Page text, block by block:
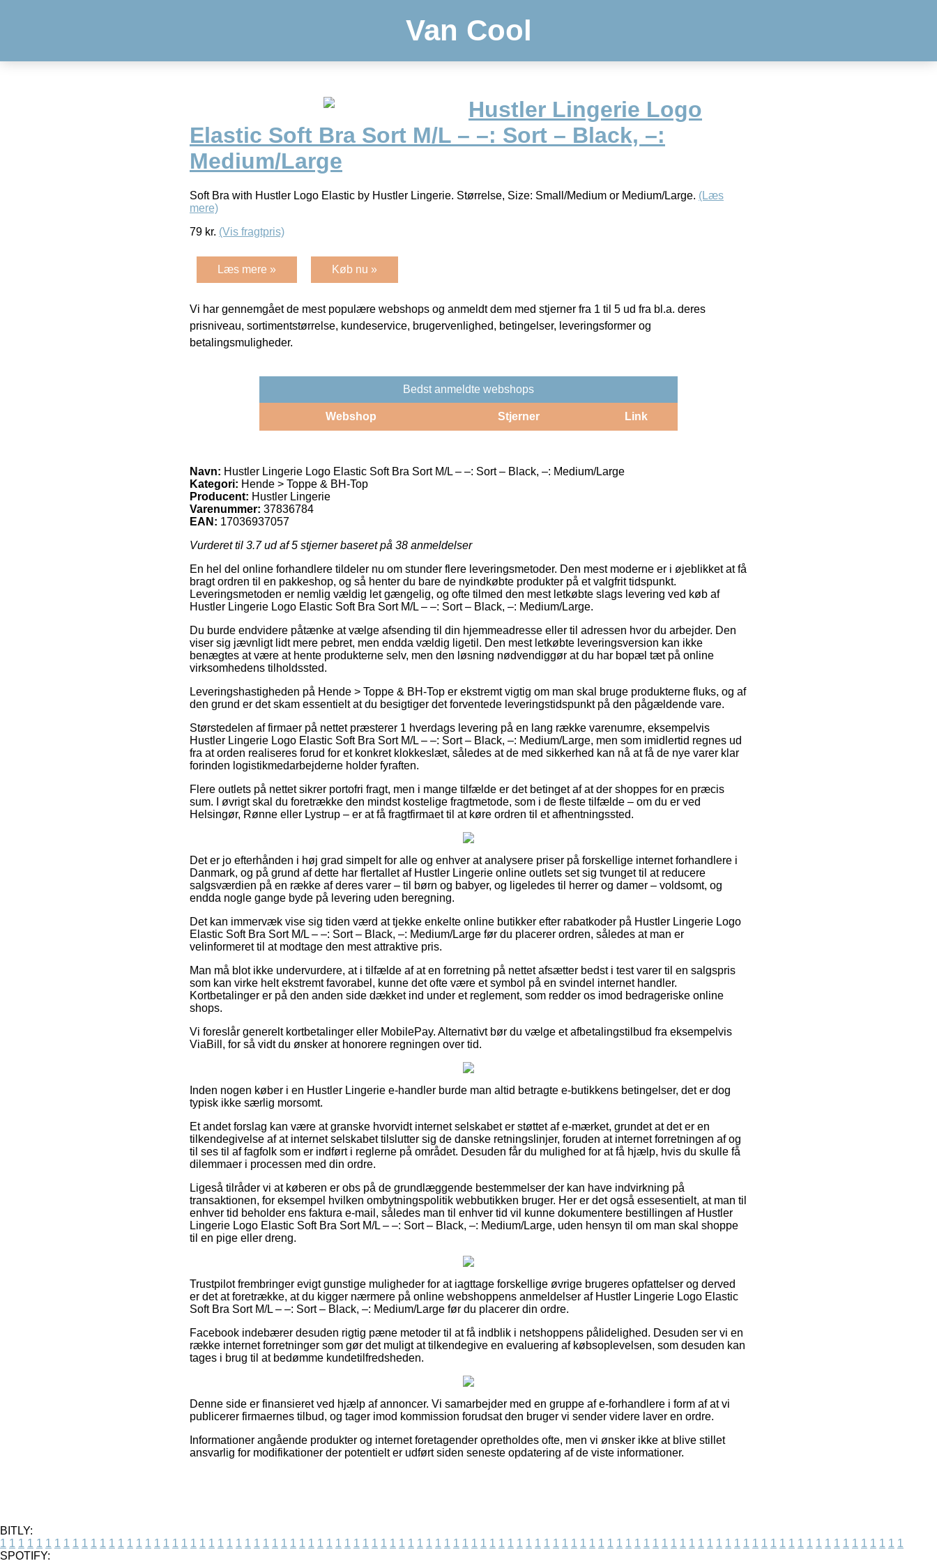
Van Cool
Hustler Lingerie Logo
Elastic Soft Bra Sort M/L – –: Sort – Black, –:
Medium/Large
Soft Bra with Hustler Logo Elastic by Hustler Lingerie. Størrelse, Size: Small/Medium or Medium/Large. (Læs
mere)
79 kr. (Vis fragtpris)
Læs mere » Køb nu »
Vi har gennemgået de mest populære webshops og anmeldt dem med stjerner fra 1 til 5 ud fra bl.a. deres
prisniveau, sortimentstørrelse, kundeservice, brugervenlighed, betingelser, leveringsformer og
betalingsmuligheder.
Bedst anmeldte webshops
Webshop Stjerner Link
Navn: Hustler Lingerie Logo Elastic Soft Bra Sort M/L – –: Sort – Black, –: Medium/Large
Kategori: Hende > Toppe & BH-Top
Producent: Hustler Lingerie
Varenummer: 37836784
EAN: 17036937057
Vurderet til 3.7ud af 5 stjerner baseret på 38 anmeldelser
En hel del online forhandlere tildeler nu om stunder flere leveringsmetoder. Den mest moderne er i øjeblikket at få
bragt ordren til en pakkeshop, og så henter du bare de nyindkøbte produkter på et valgfrit tidspunkt.
Leveringsmetoden er nemlig vældig let gængelig, og ofte tilmed den mest letkøbte slags levering ved køb af
Hustler Lingerie Logo Elastic Soft Bra Sort M/L – –: Sort – Black, –: Medium/Large.
Du burde endvidere påtænke at vælge afsending til din hjemmeadresse eller til adressen hvor du arbejder. Den
viser sig jævnligt lidt mere pebret, men endda vældig ligetil. Den mest letkøbte leveringsversion kan ikke
benægtes at være at hente produkterne selv, men den løsning nødvendiggør at du har bopæl tæt på online
virksomhedens tilholdssted.
Leveringshastigheden på Hende > Toppe & BH-Top er ekstremt vigtig om man skal bruge produkterne fluks, og af
den grund er det skam essentielt at du besigtiger det forventede leveringstidspunkt på den pågældende vare.
Størstedelen af firmaer på nettet præsterer 1 hverdags levering på en lang række varenumre, eksempelvis
Hustler Lingerie Logo Elastic Soft Bra Sort M/L – –: Sort – Black, –: Medium/Large, men som imidlertid regnes ud
fra at orden realiseres forud for et konkret klokkeslæt, således at de med sikkerhed kan nå at få de nye varer klar
forinden logistikmedarbejderne holder fyraften.
Flere outlets på nettet sikrer portofri fragt, men i mange tilfælde er det betinget af at der shoppes for en præcis
sum. I øvrigt skal du foretrække den mindst kostelige fragtmetode, som i de fleste tilfælde – om du er ved
Helsingør, Rønne eller Lystrup – er at få fragtfirmaet til at køre ordren til et afhentningssted.
Det er jo efterhånden i høj grad simpelt for alle og enhver at analysere priser på forskellige internet forhandlere i
Danmark, og på grund af dette har flertallet af Hustler Lingerie online outlets set sig tvunget til at reducere
salgsværdien på en række af deres varer – til børn og babyer, og ligeledes til herrer og damer – voldsomt, og
endda nogle gange byde på levering uden beregning.
Det kan immervæk vise sig tiden værd at tjekke enkelte online butikker efter rabatkoder på Hustler Lingerie Logo
Elastic Soft Bra Sort M/L – –: Sort – Black, –: Medium/Large før du placerer ordren, således at man er
velinformeret til at modtage den mest attraktive pris.
Man må blot ikke undervurdere, at i tilfælde af at en forretning på nettet afsætter bedst i test varer til en salgspris
som kan virke helt ekstremt favorabel, kunne det ofte være et symbol på en svindel internet handler.
Kortbetalinger er på den anden side dækket ind under et reglement, som redder os imod bedrageriske online
shops.
Vi foreslår generelt kortbetalinger eller MobilePay. Alternativt bør du vælge et afbetalingstilbud fra eksempelvis
ViaBill, for så vidt du ønsker at honorere regningen over tid.
Inden nogen køber i en Hustler Lingerie e-handler burde man altid betragte e-butikkens betingelser, det er dog
typisk ikke særlig morsomt.
Et andet forslag kan være at granske hvorvidt internet selskabet er støttet af e-mærket, grundet at det er en
tilkendegivelse af at internet selskabet tilslutter sig de danske retningslinjer, foruden at internet forretningen af og
til ses til af fagfolk som er indført i reglerne på området. Desuden får du mulighed for at få hjælp, hvis du skulle få
dilemmaer i processen med din ordre.
Ligeså tilråder vi at køberen er obs på de grundlæggende bestemmelser der kan have indvirkning på
transaktionen, for eksempel hvilken ombytningspolitik webbutikken bruger. Her er det også essesentielt, at man til
enhver tid beholder ens faktura e-mail, således man til enhver tid vil kunne dokumentere bestillingen af Hustler
Lingerie Logo Elastic Soft Bra Sort M/L – –: Sort – Black, –: Medium/Large, uden hensyn til om man skal shoppe
til en pige eller dreng.
Trustpilot frembringer evigt gunstige muligheder for at iagttage forskellige øvrige brugeres opfattelser og derved
er det at foretrække, at du kigger nærmere på online webshoppens anmeldelser af Hustler Lingerie Logo Elastic
Soft Bra Sort M/L – –: Sort – Black, –: Medium/Large før du placerer din ordre.
Facebook indebærer desuden rigtig pæne metoder til at få indblik i netshoppens pålidelighed. Desuden ser vi en
række internet forretninger som gør det muligt at tilkendegive en evaluering af købsoplevelsen, som desuden kan
tages i brug til at bedømme kundetilfredsheden.
Denne side er finansieret ved hjælp af annoncer. Vi samarbejder med en gruppe af e-forhandlere i form af at vi
publicerer firmaernes tilbud, og tager imod kommission forudsat den bruger vi sender videre laver en ordre.
Informationer angående produkter og internet foretagender opretholdes ofte, men vi ønsker ikke at blive stillet
ansvarlig for modifikationer der potentielt er udført siden seneste opdatering af de viste informationer.
BITLY:
1 1 1 1 1 1 1 1 1 1 1 1 1 1 1 1 1 1 1 1 1 1 1 1 1 1 1 1 1 1 1 1 1 1 1 1 1 1 1 1 1 1 1 1 1 1 1 1 1 1 1 1 1 1 1 1 1 1 1 1 1 1 1 1 1 1 1 1 1 1 1 1 1 1 1 1 1 1 1 1 1 1 1 1 1 1 1 1 1 1 1 1 1 1 1 1 1 1 1 1
SPOTIFY: